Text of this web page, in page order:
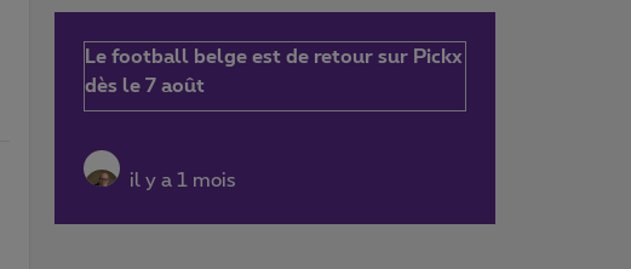
Le football belge est de retour sur Pickx
dès le 7 août
il y a 1 mois